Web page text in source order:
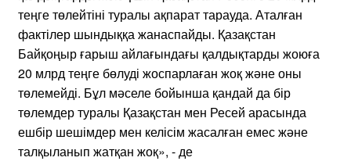
теңге төлейтіні туралы ақпарат тарауда. Аталған
фактілер шындыққа жанаспайды. Қазақстан
Байқоңыр ғарыш айлағындағы қалдықтарды жоюға
20 млрд теңге бөлуді жоспарлаған жоқ және оны
төлемейді. Бұл мәселе бойынша қандай да бір
төлемдер туралы Қазақстан мен Ресей арасында
ешбір шешімдер мен келісім жасалған емес және
талқыланып жатқан жоқ», - де